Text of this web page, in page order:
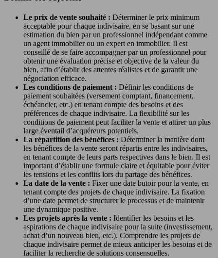
Le prix de vente souhaité : Déterminer le prix minimum
acceptable pour chaque indivisaire, en se basant sur une
estimation du bien par un professionnel indépendant comme
un agent immobilier ou un expert en immobilier. Il est
conseillé de se faire accompagner par un professionnel pour
obtenir une évaluation précise et objective de la valeur du
bien, afin d’établir des attentes réalistes et de garantir une
négociation efficace.
Les conditions de paiement : Définir les conditions de
paiement souhaitées (versement comptant, financement,
échéancier, etc.) en tenant compte des besoins et des
préférences de chaque indivisaire. La flexibilité sur les
conditions de paiement peut faciliter la vente et attirer un plus
large éventail d’acquéreurs potentiels.
La répartition des bénéfices : Déterminer la manière dont
les bénéfices de la vente seront répartis entre les indivisaires,
en tenant compte de leurs parts respectives dans le bien. Il est
important d’établir une formule claire et équitable pour éviter
les tensions et les conflits lors du partage des bénéfices.
La date de la vente : Fixer une date butoir pour la vente, en
tenant compte des projets de chaque indivisaire. La fixation
d’une date permet de structurer le processus et de maintenir
une dynamique positive.
Les projets après la vente : Identifier les besoins et les
aspirations de chaque indivisaire pour la suite (investissement,
achat d’un nouveau bien, etc.). Comprendre les projets de
chaque indivisaire permet de mieux anticiper les besoins et de
faciliter la recherche de solutions consensuelles.